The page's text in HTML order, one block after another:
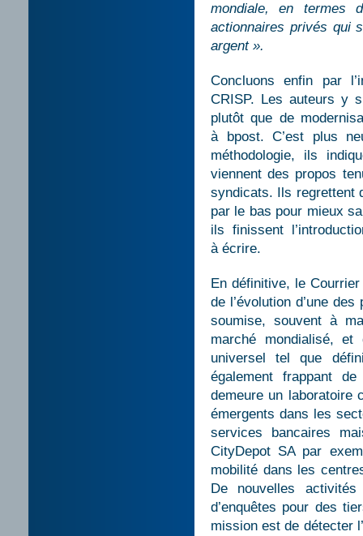
mondiale, en termes
actionnaires privés qui
argent ».
Concluons enfin par
CRISP. Les auteurs y
plutôt que de
à bpost. C’est plus
méthodologie, ils
viennent des propos
syndicats. Ils regrettent
par le bas pour mieux
ils finissent
à écrire.
En définitive, le
de l’évolution d’une
soumise, souvent à
marché mondialisé,
universel tel que
également frappant
demeure un laboratoire
émergents dans les
services bancaires
CityDepot SA par
mobilité dans les
De nouvelles
d’enquêtes pour des
mission est de détecter